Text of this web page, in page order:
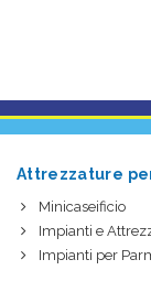
Attrezzature
Minicaseificio
Impianti e
Impianti per